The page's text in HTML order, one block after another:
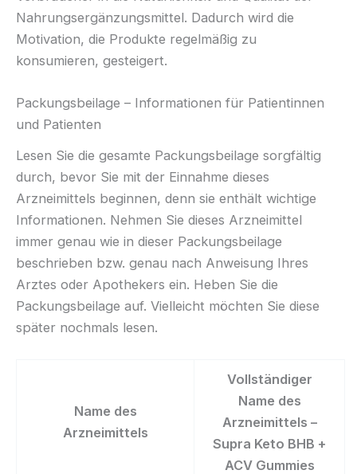
Nahrungsergänzungsmittel. Dadurch wird die
Motivation, die Produkte regelmäßig zu
konsumieren, gesteigert.
Packungsbeilage – Informationen für Patientinnen
und Patienten
Lesen Sie die gesamte Packungsbeilage sorgfältig
durch, bevor Sie mit der Einnahme dieses
Arzneimittels beginnen, denn sie enthält wichtige
Informationen. Nehmen Sie dieses Arzneimittel
immer genau wie in dieser Packungsbeilage
beschrieben bzw. genau nach Anweisung Ihres
Arztes oder Apothekers ein. Heben Sie die
Packungsbeilage auf. Vielleicht möchten Sie diese
später nochmals lesen.
Name des
Arzneimittels
Vollständiger
Name des
Arzneimittels –
Supra Keto BHB +
ACV Gummies